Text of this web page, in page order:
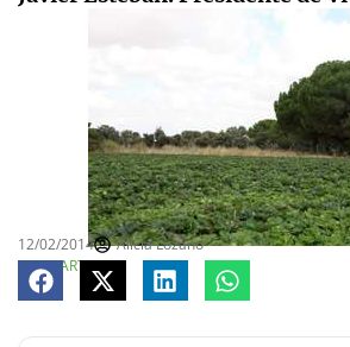
12/02/2014
Alicia Lozano
COMPARTE